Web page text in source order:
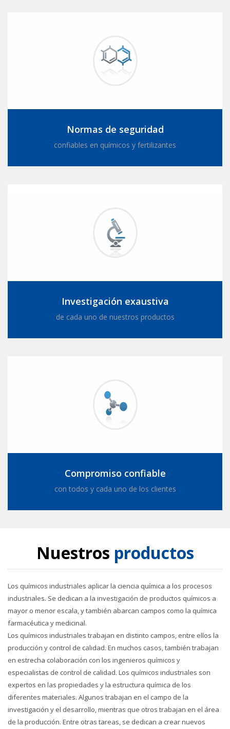
Normas de seguridad
confiables en químicos y fertilizantes
Investigación exaustiva
de cada uno de nuestros productos
Compromiso confiable
con todos y cada uno de los clientes
Nuestros productos
Los químicos industriales aplicar la ciencia química a los procesos
industriales. Se dedican a la investigación de productos químicos a
mayor o menor escala, y también abarcan campos como la química
farmacéutica y medicinal.
Los químicos industriales trabajan en distinto campos, entre ellos la
producción y control de calidad. En muchos casos, también trabajan
en estrecha colaboración con los ingenieros químicos y
especialistas de control de calidad. Los químicos industriales son
expertos en las propiedades y la estructura química de los
diferentes materiales. Algunos trabajan en el campo de la
investigación y el desarrollo, mientras que otros trabajan en el área
de la producción. Entre otras tareas, se dedican a crear nuevos